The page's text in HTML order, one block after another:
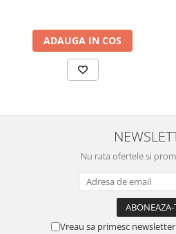
ADAUGA IN COS
Nu rata ofertele si
Vreau sa primesc